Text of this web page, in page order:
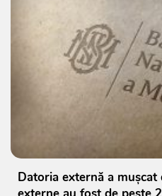
Datoria externă a